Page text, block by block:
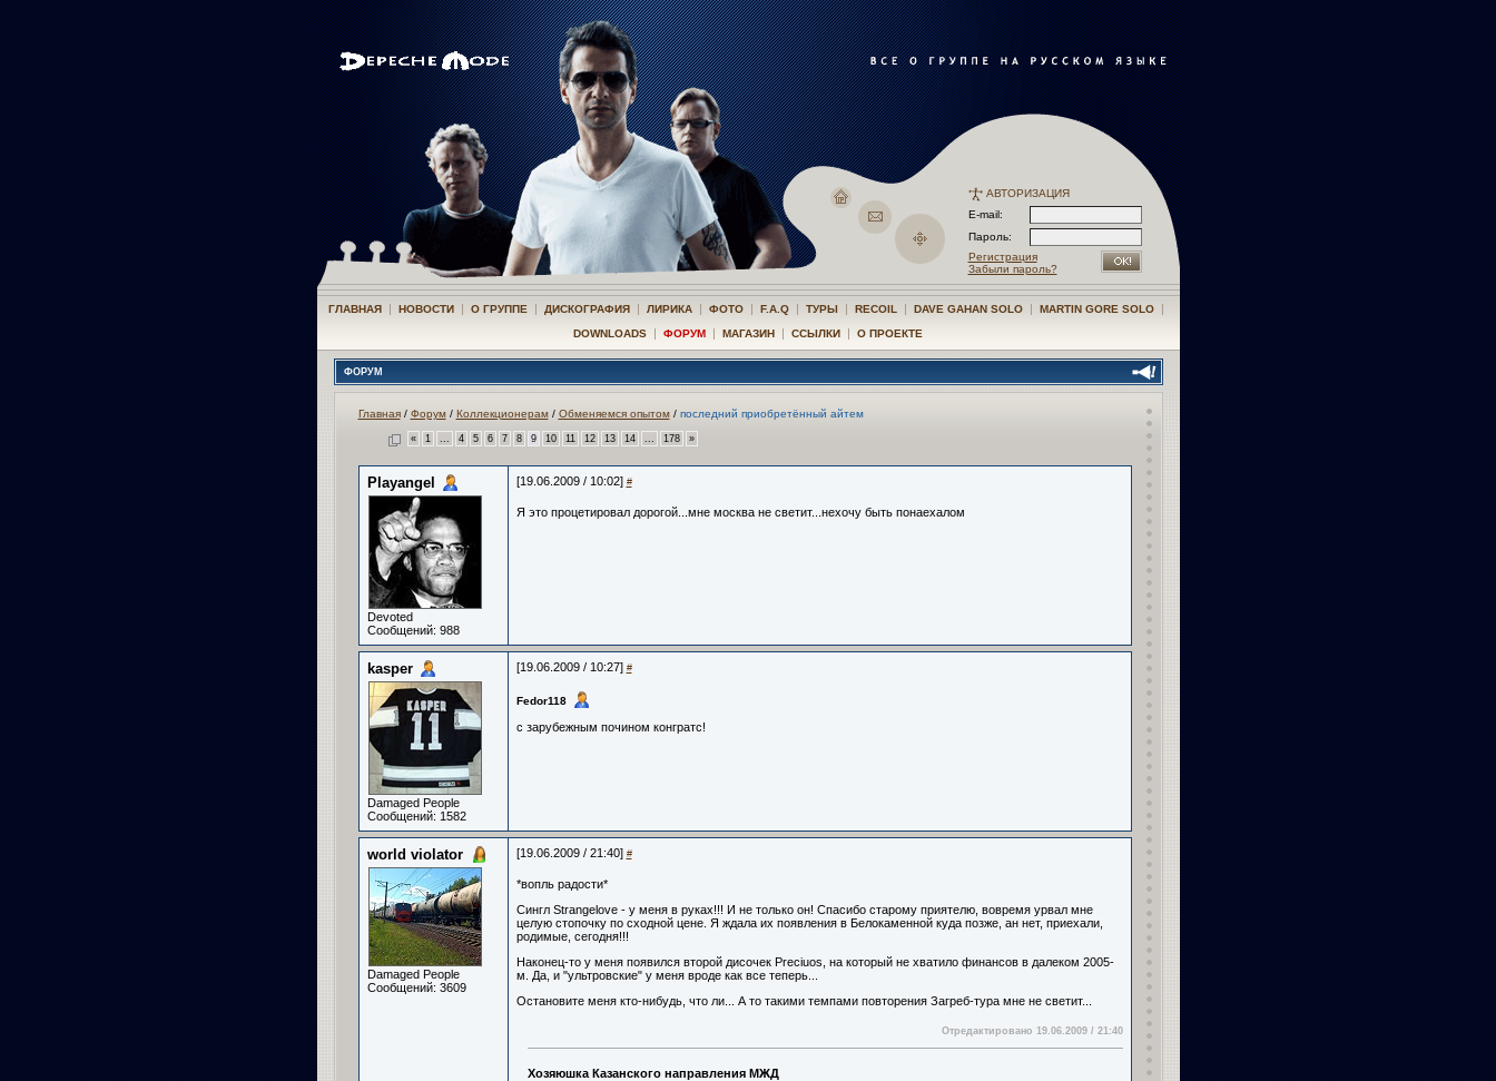
АВТОРИЗАЦИЯ
E-mail:
Пароль:
Регистрация
Забыли пароль?
ГЛАВНАЯ | НОВОСТИ | О ГРУППЕ | ДИСКОГРАФИЯ | ЛИРИКА | ФОТО | F.A.Q | ТУРЫ | RECOIL | DAVE GAHAN SOLO | MARTIN GORE SOLO |
DOWNLOADS | ФОРУМ | МАГАЗИН | ССЫЛКИ | О ПРОЕКТЕ
ФОРУМ
Главная/ Форум/ Коллекционерам/ Обменяемся опытом/ последний приобретённый айтем
« 1 ... 4 5 6 7 8 9 10 11 12 13 14 ... 178 »
Playangel
Devoted
Сообщений: 988
[19.06.2009 / 10:02] #
Я это процетировал дорогой...мне москва не светит...нехочу быть понаехалом
kasper
Damaged People
Сообщений: 1582
[19.06.2009 / 10:27] #
Fedor118
с зарубежным почином конгратс!
world violator
Damaged People
Сообщений: 3609
[19.06.2009 / 21:40] #
*вопль радости*
Сингл Strangelove - у меня в руках!!! И не только он! Спасибо старому приятелю, вовремя урвал мне
целую стопочку по сходной цене. Я ждала их появления в Белокаменной куда позже, ан нет, приехали,
родимые, сегодня!!!
Наконец-то у меня появился второй дисочек Preciuos, на который не хватило финансов в далеком 2005-
м. Да, и "ультровские" у меня вроде как все теперь...
Остановите меня кто-нибудь, что ли... А то такими темпами повторения Загреб-тура мне не светит...
Отредактировано 19.06.2009 / 21:40
Хозяюшка Казанского направления МЖД